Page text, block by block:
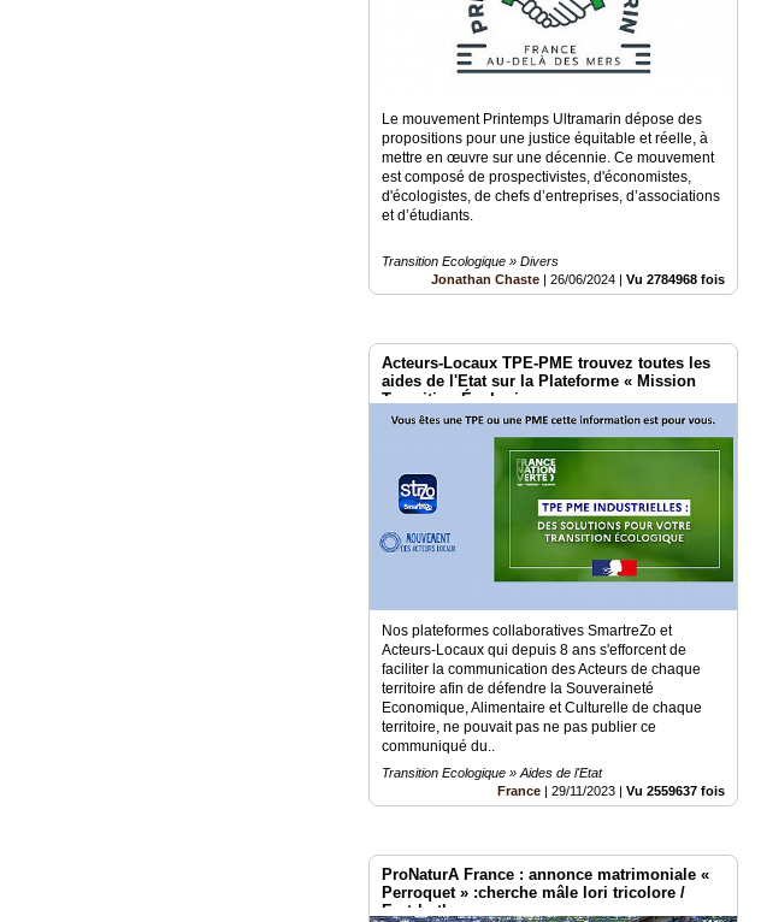
Le mouvement Printemps Ultramarin dépose des
propositions pour une justice équitable et réelle, à
mettre en œuvre sur une décennie. Ce mouvement
est composé de prospectivistes, d'économistes,
d'écologistes, de chefs d’entreprises, d’associations
et d’étudiants.
Transition Ecologique » Divers
Jonathan Chaste |26/06/2024 |Vu 2784968 fois
Acteurs-Locaux TPE-PME trouvez toutes les
aides de l'Etat sur la Plateforme « Mission
Transition Écologique »
Nos plateformes collaboratives SmartreZo et
Acteurs-Locaux qui depuis 8 ans s'efforcent de
faciliter la communication des Acteurs de chaque
territoire afin de défendre la Souveraineté
Economique, Alimentaire et Culturelle de chaque
territoire, ne pouvait pas ne pas publier ce
communiqué du..
Transition Ecologique » Aides de l'Etat
France |29/11/2023 |Vu 2559637 fois
ProNaturA France : annonce matrimoniale «
Perroquet » :cherche mâle lori tricolore /
Erytrhothorax